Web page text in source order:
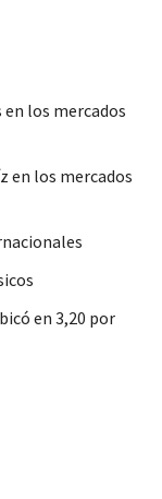
los mercados
en los mercados
en 3,20 por